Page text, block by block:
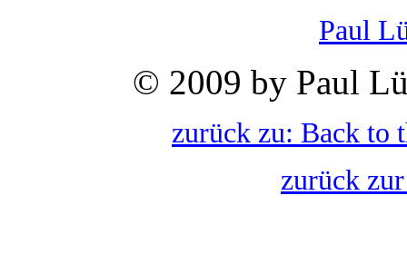
Paul
© 2009 by Paul
zurück zu: Back to
zurück